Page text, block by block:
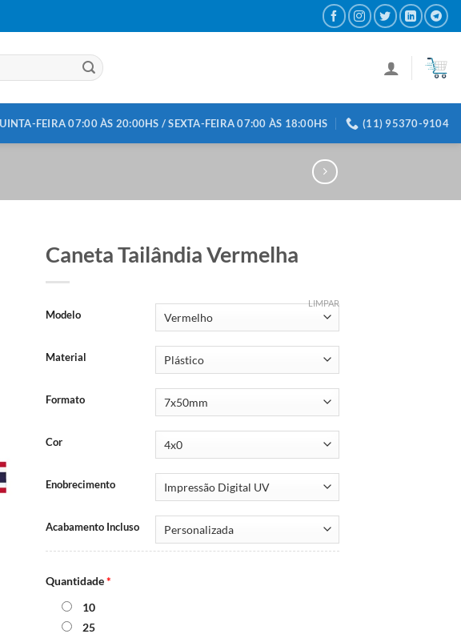
FEIRA 07:00 ÀS 20:00HS / SEXTA-FEIRA 07:00 ÀS 18:00HS (11) 95370-9104
Caneta Tailândia Vermelha
Modelo
Material
Formato
Cor
Enobrecimento
Acabamento Incluso
LIMPAR
Quantidade*
10
25